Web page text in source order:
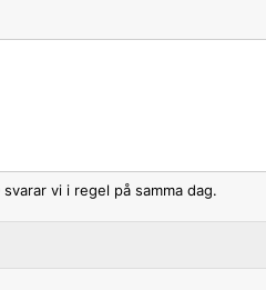
vi i regel på samma dag.